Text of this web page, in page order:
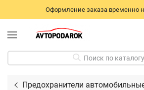
Оформление заказа временно
Поиск по каталогу
Предохранители